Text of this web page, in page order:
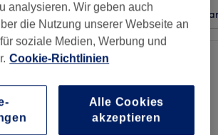
Beliebiger Preis Besonderheiten
analysieren. Wir geben auch
die Nutzung unserer Webseite an
soziale Medien, Werbung und
Cookie-Richtlinien
Alle Cookies
akzeptieren